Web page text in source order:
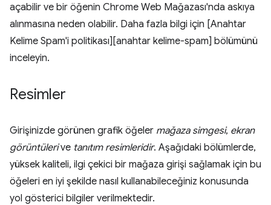
açabilir ve bir öğenin Chrome Web Mağazası'nda askıya
alınmasına neden olabilir. Daha fazla bilgi için [Anahtar
Kelime Spam'i politikası][anahtar kelime-spam] bölümünü
inceleyin.
Resimler
Girişinizde görünen grafik öğeler mağaza simgesi, ekran
görüntülerive tanıtım resimleridir. Aşağıdaki bölümlerde,
yüksek kaliteli, ilgi çekici bir mağaza girişi sağlamak için bu
öğeleri en iyi şekilde nasıl kullanabileceğiniz konusunda
yol gösterici bilgiler verilmektedir.